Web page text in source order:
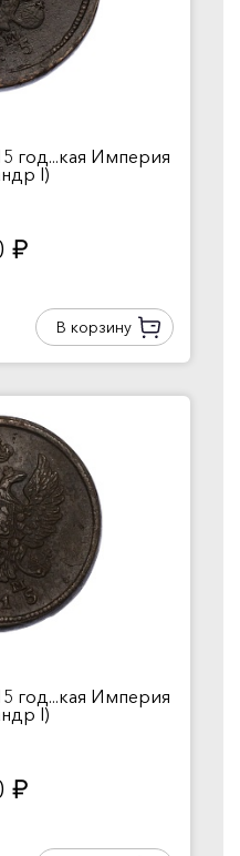
год...кая Империя
I)
руб.
В корзину
год...кая Империя
I)
руб.